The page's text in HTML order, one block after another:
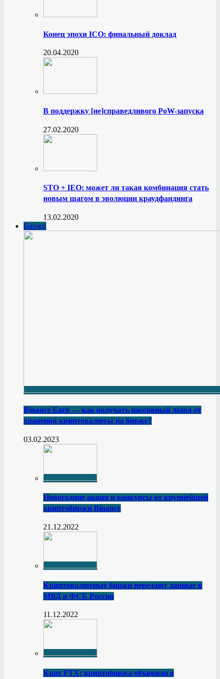
Конец эпохи ICO: финальный доклад
20.04.2020
В поддержку [не]справедливого PoW-запуска
27.02.2020
STO + IEO: может ли такая комбинация стать
новым шагом в эволюции краудфандинга
13.02.2020
Биржи
Binance Earn — как получать пассивный доход от
хранения криптовалюты на бирже?
03.02.2023
Новогодние акции и конкурсы от крупнейшей
криптобиржи Binance
21.12.2022
Криптовалютные биржи передают данные в
МВД и ФСБ России
11.12.2022
Крах FTX: криптобиржа объявила о